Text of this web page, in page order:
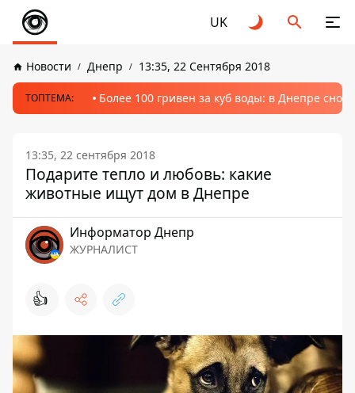
UK
Новости Днепр 13:35, 22 Сентября 2018
ТОПТЕМА: Более 100 гривен за куб воды: в Днепре
13:35, 22 сентября 2018
Подарите тепло и любовь: какие
животные ищут дом в Днепре
Информатор Днепр
ЖУРНАЛИСТ
👍